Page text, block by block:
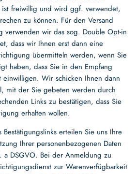
freiwillig und wird ggf. verwendet,
zu können. Für den Versand
verwenden wir das sog. Double Opt-in
dass wir Ihnen erst dann eine
übermitteln werden, wenn Sie
haben, dass Sie in den Empfang
einwilligen. Wir schicken Ihnen dann
mit der Sie gebeten werden durch
Links zu bestätigen, dass Sie
erhalten wollen.
erteilen Sie uns Ihre
Ihrer personenbezogenen Daten
DSGVO. Bei der Anmeldung zu
zur Warenverfügbarkeit